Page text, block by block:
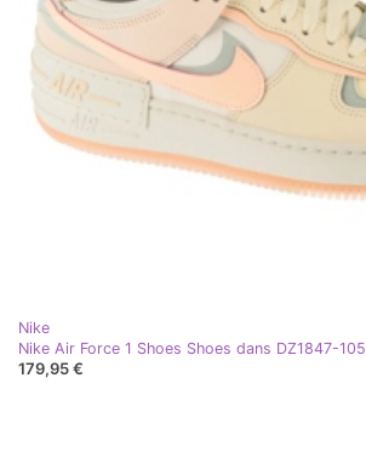
Nike
Nike Air Force 1 Shoes Shoes dans DZ1847-105
179,95 €